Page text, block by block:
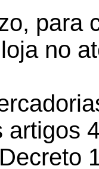
para
no
artigos